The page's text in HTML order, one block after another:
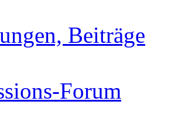
Beiträge
Forum